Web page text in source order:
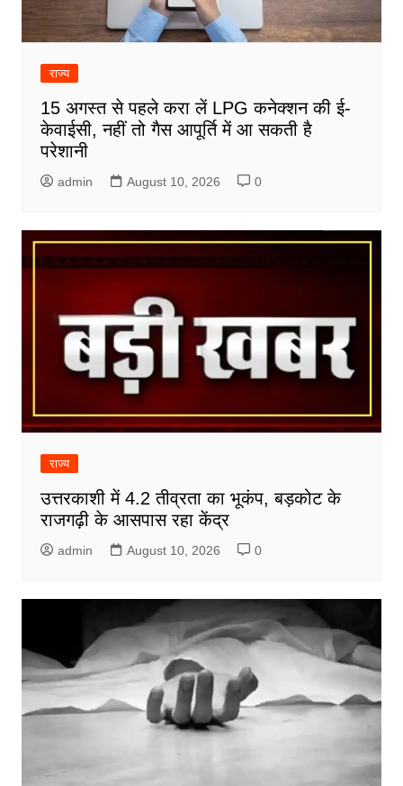
राज्य
15 अगस्त से पहले करा लें LPG कनेक्शन की ई-
केवाईसी, नहीं तो गैस आपूर्ति में आ सकती है
परेशानी
admin August 10, 2026 0
राज्य
उत्तरकाशी में 4.2 तीव्रता का भूकंप, बड़कोट के
राजगढ़ी के आसपास रहा केंद्र
admin August 10, 2026 0